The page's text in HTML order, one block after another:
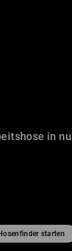
in
starten